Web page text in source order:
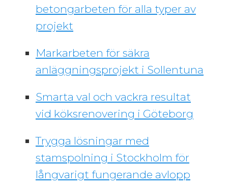
betongarbeten för alla typer av
projekt
Markarbeten för säkra
anläggningsprojekt i Sollentuna
Smarta val och vackra resultat
vid köksrenovering i Göteborg
Trygga lösningar med
stamspolning i Stockholm för
långvarigt fungerande avlopp